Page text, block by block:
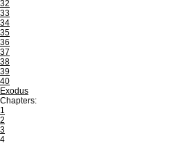
32
33
34
35
36
37
38
39
40
Exodus
Chapters:
1
2
3
4